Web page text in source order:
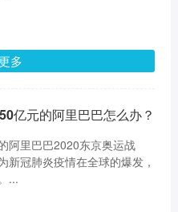
多
亿元的阿里巴巴怎么办？
阿里巴巴2020东京奥运战
新冠肺炎疫情在全球的爆发，
...